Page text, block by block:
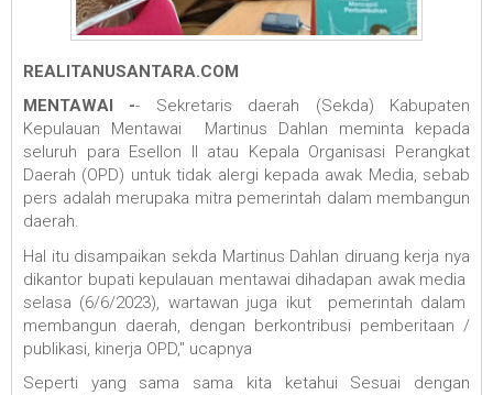
REALITANUSANTARA.COM
MENTAWAI -- Sekretaris daerah (Sekda) Kabupaten
Kepulauan Mentawai Martinus Dahlan meminta kepada
seluruh para Esellon II atau Kepala Organisasi Perangkat
Daerah (OPD) untuk tidak alergi kepada awak Media, sebab
pers adalah merupaka mitra pemerintah dalam membangun
daerah.
Hal itu disampaikan sekda Martinus Dahlan diruang kerja nya
dikantor bupati kepulauan mentawai dihadapan awak media
selasa (6/6/2023), wartawan juga ikut pemerintah dalam
membangun daerah, dengan berkontribusi pemberitaan /
publikasi, kinerja OPD," ucapnya
Seperti yang sama sama kita ketahui Sesuai dengan